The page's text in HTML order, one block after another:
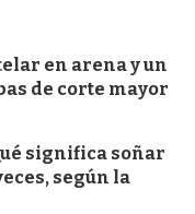
en arena y un
de corte mayor
significa soñar
según la